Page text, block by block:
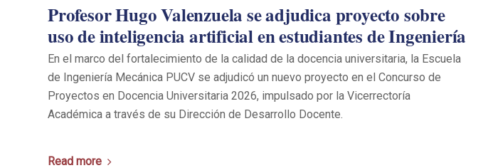
Profesor Hugo Valenzuela se adjudica proyecto sobre
uso de inteligencia artificial en estudiantes de Ingeniería
En el marco del fortalecimiento de la calidad de la docencia universitaria, la Escuela
de Ingeniería Mecánica PUCV se adjudicó un nuevo proyecto en el Concurso de
Proyectos en Docencia Universitaria 2026, impulsado por la Vicerrectoría
Académica a través de su Dirección de Desarrollo Docente.
Read more